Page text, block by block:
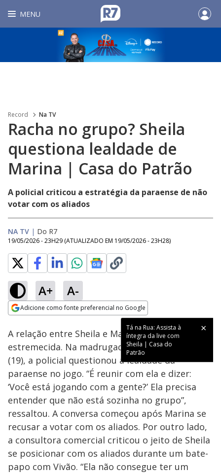
MENU
Record Na TV
Racha no grupo? Sheila
questiona lealdade de
Marina | Casa do Patrão
A policial criticou a estratégia da paraense de não
votar com os aliados
NA TV | Do R7
19/05/2026 - 23H29 (ATUALIZADO EM 19/05/2026 - 23H28)
A+ A-
Adicione como fonte preferencial no Google
Tá na Rua: Assista à
íntegra da live com
Sheila | Casa do
Patrão
Ativar
Loaded
19.05%
A relação entre Sheila e Marina seguiu
estremecida. Na madrugada desta terça-feira
(19), a policial questionou a lealdade da
paraense no jogo. “É reunir com ela e dizer:
‘Você está jogando com a gente?’ Ela precisa
entender que não está sozinha no grupo”,
ressaltou. A conversa começou após Marina se
recusar a votar com os aliados. Por outro lado,
a consultora comercial criticou o jeito de Sheila
se posicionar com os aliados durante um bate-
papo com Vivão. “Ela não consegue ter um